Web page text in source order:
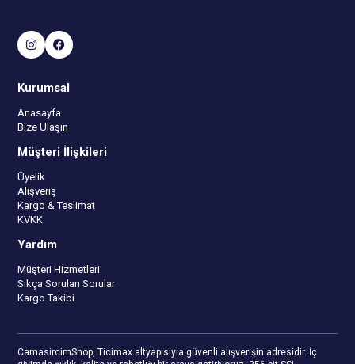
Kurumsal
Anasayfa
Bize Ulaşın
Müşteri İlişkileri
Üyelik
Alışveriş
Kargo & Teslimat
KVKK
Yardım
Müşteri Hizmetleri
Sıkça Sorulan Sorular
Kargo Takibi
CamasircimShop, Ticimax altyapısıyla güvenli alışverişin adresidir. İç